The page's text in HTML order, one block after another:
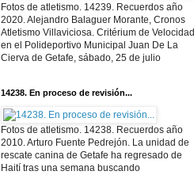
Fotos de atletismo. 14239. Recuerdos año
2020. Alejandro Balaguer Morante, Cronos
Atletismo Villaviciosa. Critérium de Velocidad
en el Polideportivo Municipal Juan De La
Cierva de Getafe, sábado, 25 de julio
14238. En proceso de revisión...
Fotos de atletismo. 14238. Recuerdos año
2010. Arturo Fuente Pedrejón. La unidad de
rescate canina de Getafe ha regresado de
Haití tras una semana buscando